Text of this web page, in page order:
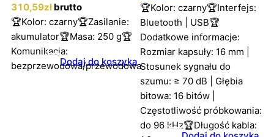
310,59zł brutto
🏆Kolor: czarny🏆Zasilanie:
akumulator🏆Masa: 250 g🏆
Komunikacja:
bezprzewodowa/przewodowa
Dodaj do koszyka
🏆Kolor: czarny🏆Interfejs:
Bluetooth | USB🏆
Dodatkowe informacje:
Rozmiar kapsuły: 16 mm |
Stosunek sygnału do
szumu: ≥ 70 dB | Głębia
bitowa: 16 bitów |
Częstotliwość próbkowania:
do 96 kHz🏆Długość kabla: